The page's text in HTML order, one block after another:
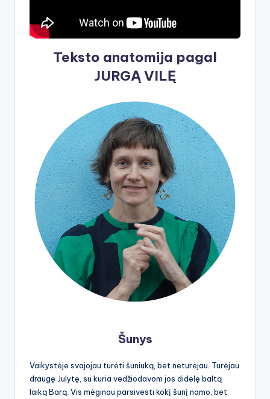
Teksto anatomija pagal
JURGĄ VILĘ
Šunys
Vaikystėje svajojau turėti šuniuką, bet neturėjau. Turėjau
draugę Julytę, su kuria vedžiodavom jos didelę baltą
laiką Barą. Vis mėginau parsivesti kokį šunį namo, bet